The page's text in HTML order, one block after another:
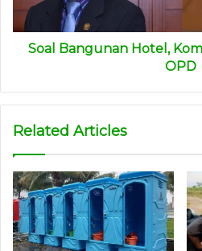
Soal Bangunan Hotel,
OPD
Related Articles